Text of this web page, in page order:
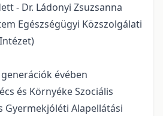
- Dr. Ládonyi Zsuzsanna
Egészségügyi Közszolgálati
generációk évében
és Környéke Szociális
Gyermekjóléti Alapellátási